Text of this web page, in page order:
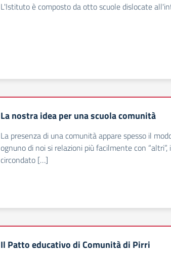
L'Istituto è composto da otto scuole dislocate
La nostra idea per una scuola comunità
La presenza di una comunità appare spesso il
ognuno di noi si relazioni più facilmente con
circondato […]
Il Patto educativo di Comunità di Pirri